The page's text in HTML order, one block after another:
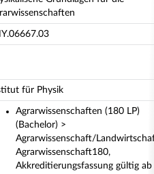
für Physik
Agrarwissenschaften (180 LP)
(Bachelor) >
Agrarwissenschaft/
Agrarwissenschaft180,
Akkreditierungsfassung gültig ab